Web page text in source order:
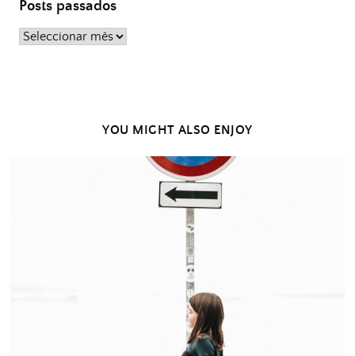
Posts passados
Posts
YOU MIGHT ALSO ENJOY